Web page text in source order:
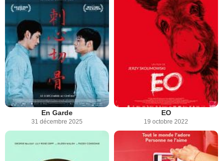
En Garde
31 décembre 2025
EO
19 octobre 2022